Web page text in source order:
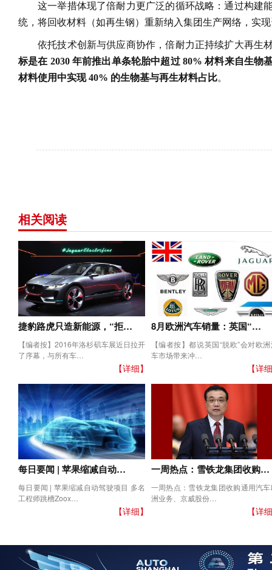
这一举措体现了倍耐力更广泛的循环战略：通过构建
统，将回收材料（如再生钢）重新纳入集团生产网络，实
依托技术创新与供应商协作，倍耐力正持续扩大再生
标是在 2030 年前推出单条轮胎中超过 80% 材料来自生物
材料使用中实现 40% 的生物基与再生材料占比。
相关阅读
捷豹路虎只造新能源，“拒…
【编者按】2016年洛杉矶车展近日拉开
了序幕，与所有车…
【详细】
8月欧洲汽车销量：英国“…
【编者按】都说英国“脱欧”会对欧
车市场带来冲…
【详
每日要闻 | 苹果缩减自动…
每日要闻 | 苹果缩减自动驾驶项目 多名
工程师跳槽Zoox…
【详细】
一周热点：雪铁龙集团收购…
一周热点：雪铁龙集团收购通用汽
洲业务、京威股份…
【详